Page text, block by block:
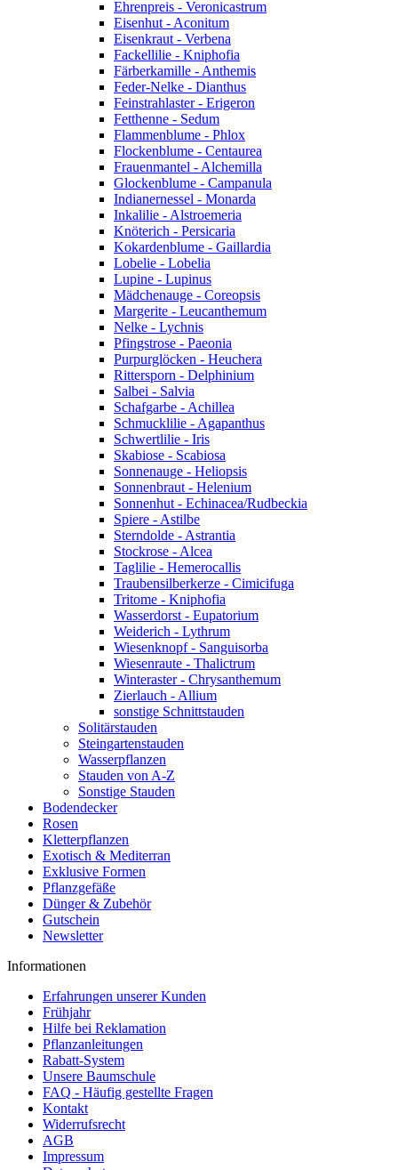
Ehrenpreis - Veronicastrum
Eisenhut - Aconitum
Eisenkraut - Verbena
Fackellilie - Kniphofia
Färberkamille - Anthemis
Feder-Nelke - Dianthus
Feinstrahlaster - Erigeron
Fetthenne - Sedum
Flammenblume - Phlox
Flockenblume - Centaurea
Frauenmantel - Alchemilla
Glockenblume - Campanula
Indianernessel - Monarda
Inkalilie - Alstroemeria
Knöterich - Persicaria
Kokardenblume - Gaillardia
Lobelie - Lobelia
Lupine - Lupinus
Mädchenauge - Coreopsis
Margerite - Leucanthemum
Nelke - Lychnis
Pfingstrose - Paeonia
Purpurglöcken - Heuchera
Rittersporn - Delphinium
Salbei - Salvia
Schafgarbe - Achillea
Schmucklilie - Agapanthus
Schwertlilie - Iris
Skabiose - Scabiosa
Sonnenauge - Heliopsis
Sonnenbraut - Helenium
Sonnenhut - Echinacea/Rudbeckia
Spiere - Astilbe
Sterndolde - Astrantia
Stockrose - Alcea
Taglilie - Hemerocallis
Traubensilberkerze - Cimicifuga
Tritome - Kniphofia
Wasserdorst - Eupatorium
Weiderich - Lythrum
Wiesenknopf - Sanguisorba
Wiesenraute - Thalictrum
Winteraster - Chrysanthemum
Zierlauch - Allium
sonstige Schnittstauden
Solitärstauden
Steingartenstauden
Wasserpflanzen
Stauden von A-Z
Sonstige Stauden
Bodendecker
Rosen
Kletterpflanzen
Exotisch & Mediterran
Exklusive Formen
Pflanzgefäße
Dünger & Zubehör
Gutschein
Newsletter
Informationen
Erfahrungen unserer Kunden
Frühjahr
Hilfe bei Reklamation
Pflanzanleitungen
Rabatt-System
Unsere Baumschule
FAQ - Häufig gestellte Fragen
Kontakt
Widerrufsrecht
AGB
Impressum